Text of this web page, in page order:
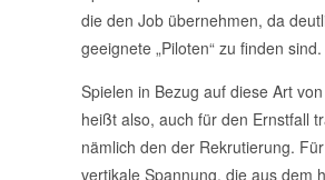
die den Job übernehmen, da
geeignete „Piloten“ zu finden sind.
Spielen in Bezug auf diese Art
heißt also, auch für den Ernstfall
nämlich den der Rekrutierung.
vertikale Spannung, die aus dem